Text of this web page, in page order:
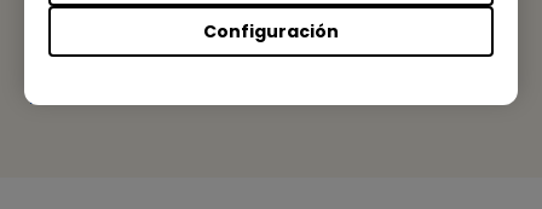
Configuración